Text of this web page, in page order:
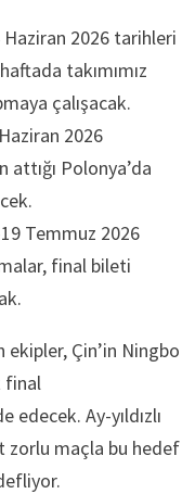
Haziran 2026 tarihleri
takımımız
çalışacak.
2026
Polonya’da
Temmuz 2026
final bileti
ekipler, Çin’in Ningbo
final
edecek. Ay-yıldızlı
zorlu maçla bu hedef